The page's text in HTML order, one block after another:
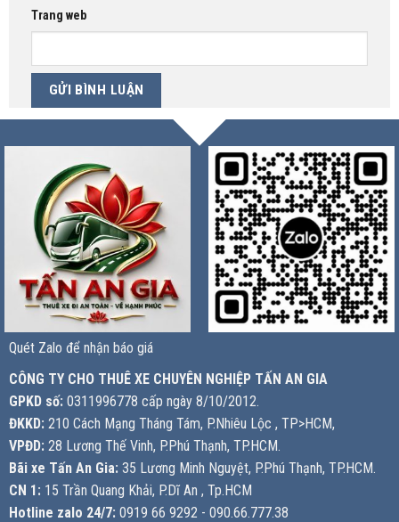
Trang web
Quét Zalo để nhận báo giá
CÔNG TY CHO THUÊ XE CHUYÊN NGHIỆP TẤN AN GIA
GPKD số: 0311996778 cấp ngày 8/10/2012.
ĐKKD: 210 Cách Mạng Tháng Tám, P.Nhiêu Lộc , TP>HCM,
VPĐD: 28 Lương Thế Vinh, P.Phú Thạnh, TP.HCM.
Bãi xe Tấn An Gia: 35 Lương Minh Nguyệt, P.Phú Thạnh, TP.HCM.
CN 1: 15 Trần Quang Khải, P.Dĩ An , Tp.HCM
Hotline zalo 24/7: 0919 66 9292 - 090.66.777.38